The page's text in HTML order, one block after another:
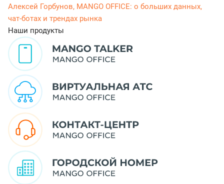
Алексей Горбунов, MANGO OFFICE: о больших данных,
чат-ботах и трендах рынка
Наши продукты